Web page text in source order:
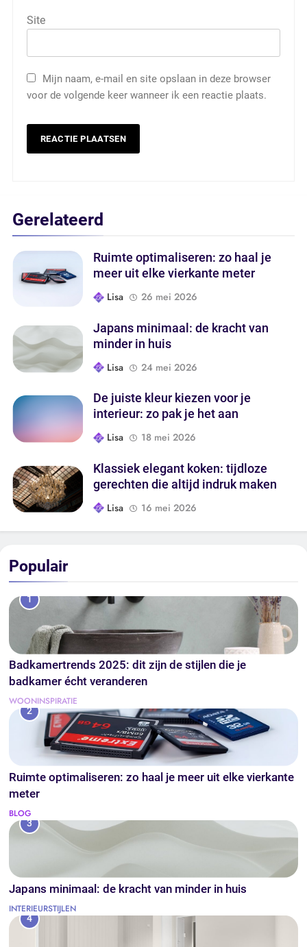
Site
Mijn naam, e-mail en site opslaan in deze browser
voor de volgende keer wanneer ik een reactie plaats.
Gerelateerd
Ruimte optimaliseren: zo haal je
meer uit elke vierkante meter
Lisa
26 mei 2026
Japans minimaal: de kracht van
minder in huis
Lisa
24 mei 2026
De juiste kleur kiezen voor je
interieur: zo pak je het aan
Lisa
18 mei 2026
Klassiek elegant koken: tijdloze
gerechten die altijd indruk maken
Lisa
16 mei 2026
Populair
1
Badkamertrends 2025: dit zijn de stijlen die je
badkamer écht veranderen
WOONINSPIRATIE
2
Ruimte optimaliseren: zo haal je meer uit elke vierkante
meter
BLOG
3
Japans minimaal: de kracht van minder in huis
INTERIEURSTIJLEN
4